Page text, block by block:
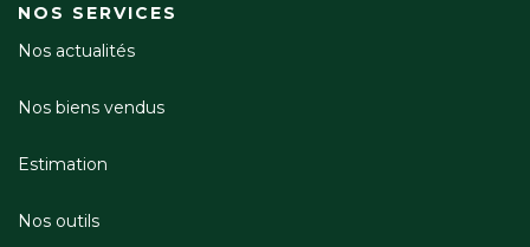
NOS SERVICES
Nos actualités
Nos biens vendus
Estimation
Nos outils